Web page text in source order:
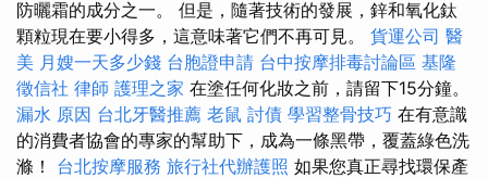
防曬霜的成分之一。 但是，隨著技術的發展，鋅和氧化鈦
顆粒現在要小得多，這意味著它們不再可見。 貨運公司 醫
美 月嫂一天多少錢 台胞證申請 台中按摩排毒討論區 基隆
徵信社 律師 護理之家 在塗任何化妝之前，請留下15分鐘。
漏水 原因 台北牙醫推薦 老鼠 討債 學習整骨技巧 在有意識
的消費者協會的專家的幫助下，成為一條黑帶，覆蓋綠色洗
滌！ 台北按摩服務 旅行社代辦護照 如果您真正尋找環保產